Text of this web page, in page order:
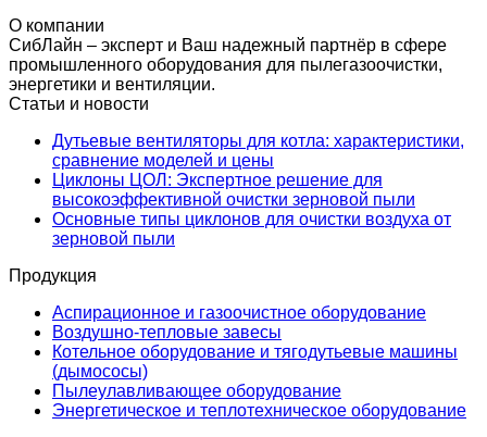
О компании
СибЛайн – эксперт и Ваш надежный партнёр в сфере
промышленного оборудования для пылегазоочистки,
энергетики и вентиляции.
Статьи и новости
Дутьевые вентиляторы для котла: характеристики,
сравнение моделей и цены
Циклоны ЦОЛ: Экспертное решение для
высокоэффективной очистки зерновой пыли
Основные типы циклонов для очистки воздуха от
зерновой пыли
Продукция
Аспирационное и газоочистное оборудование
Воздушно-тепловые завесы
Котельное оборудование и тягодутьевые машины
(дымососы)
Пылеулавливающее оборудование
Энергетическое и теплотехническое оборудование